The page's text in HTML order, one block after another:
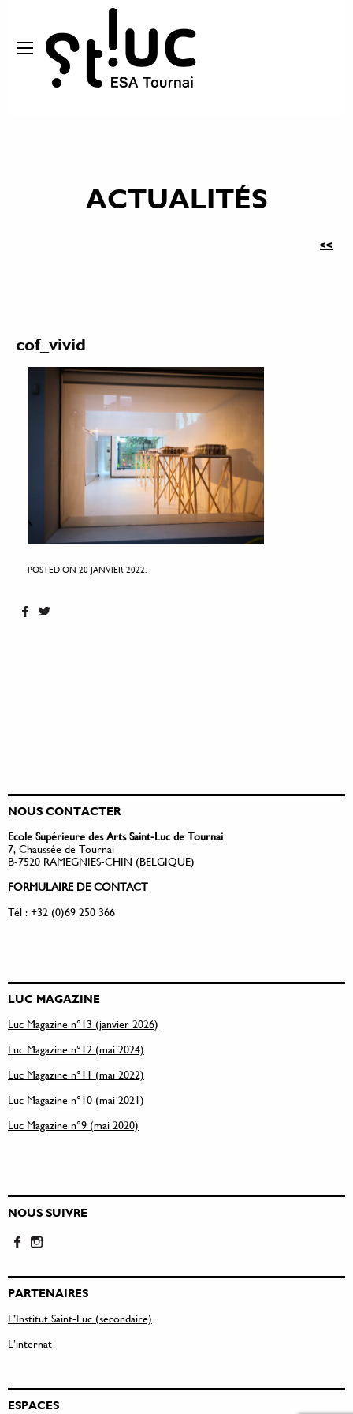
ACTUALITÉS
<<
cof_vivid
POSTED ON 20 JANVIER 2022.
NOUS CONTACTER
Ecole Supérieure des Arts Saint-Luc de Tournai
7, Chaussée de Tournai
B-7520 RAMEGNIES-CHIN (BELGIQUE)
FORMULAIRE DE CONTACT
Tél : +32 (0)69 250 366
LUC MAGAZINE
Luc Magazine n°13 (janvier 2026)
Luc Magazine n°12 (mai 2024)
Luc Magazine n°11 (mai 2022)
Luc Magazine n°10 (mai 2021)
Luc Magazine n°9 (mai 2020)
NOUS SUIVRE
PARTENAIRES
L’Institut Saint-Luc (secondaire)
L’internat
ESPACES